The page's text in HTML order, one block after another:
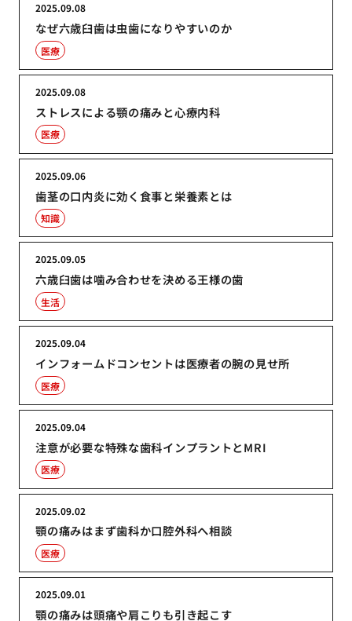
なぜ六歳臼歯は虫歯になりやすいのか
2025.09.08
医療
ストレスによる顎の痛みと心療内科
2025.09.08
医療
歯茎の口内炎に効く食事と栄養素とは
2025.09.06
知識
六歳臼歯は噛み合わせを決める王様の歯
2025.09.05
生活
インフォームドコンセントは医療者の腕の見せ所
2025.09.04
医療
注意が必要な特殊な歯科インプラントとMRI
2025.09.04
医療
顎の痛みはまず歯科か口腔外科へ相談
2025.09.02
医療
顎の痛みは頭痛や肩こりも引き起こす
2025.09.01